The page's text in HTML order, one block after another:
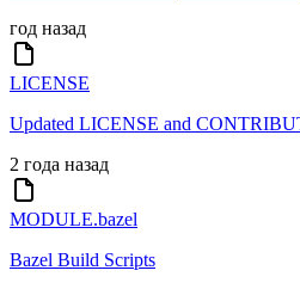
год назад
LICENSE
Updated LICENSE and
2 года назад
MODULE.bazel
Bazel Build Scripts